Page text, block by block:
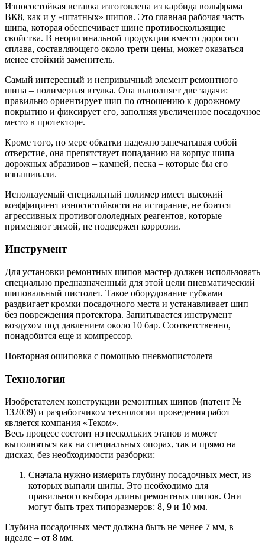
Износостойкая вставка изготовлена из карбида вольфрама
ВК8, как и у «штатных» шипов. Это главная рабочая часть
шипа, которая обеспечивает шине противоскользящие
свойства. В неоригинальной продукции вместо дорогого
сплава, составляющего около трети цены, может оказаться
менее стойкий заменитель.
Самый интересный и непривычный элемент ремонтного
шипа – полимерная втулка. Она выполняет две задачи:
правильно ориентирует шип по отношению к дорожному
покрытию и фиксирует его, заполняя увеличенное посадочное
место в протекторе.
Кроме того, по мере обкатки надежно запечатывая собой
отверстие, она препятствует попаданию на корпус шипа
дорожных абразивов – камней, песка – которые бы его
изнашивали.
Используемый специальный полимер имеет высокий
коэффициент износостойкости на истирание, не боится
агрессивных противогололедных реагентов, которые
применяют зимой, не подвержен коррозии.
Инструмент
Для установки ремонтных шипов мастер должен использовать
специально предназначенный для этой цели пневматический
шиповальный пистолет. Такое оборудование губками
раздвигает кромки посадочного места и устанавливает шип
без повреждения протектора. Запитывается инструмент
воздухом под давлением около 10 бар. Соответственно,
понадобится еще и компрессор.
Повторная ошиповка с помощью пневмопистолета
Технология
Изобретателем конструкции ремонтных шипов (патент №
132039) и разработчиком технологии проведения работ
является компания «Теком».
Весь процесс состоит из нескольких этапов и может
выполняться как на специальных опорах, так и прямо на
дисках, без необходимости разборки:
Сначала нужно измерить глубину посадочных мест, из
которых выпали шипы. Это необходимо для
правильного выбора длины ремонтных шипов. Они
могут быть трех типоразмеров: 8, 9 и 10 мм.
Глубина посадочных мест должна быть не менее 7 мм, в
идеале – от 8 мм.